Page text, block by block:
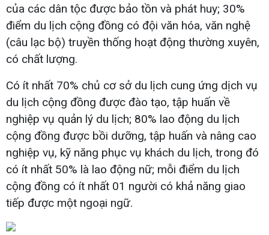
của các dân tộc được bảo tồn và phát huy; 30%
điểm du lịch cộng đồng có đội văn hóa, văn nghệ
(câu lạc bộ) truyền thống hoạt động thường xuyên,
có chất lượng.
Có ít nhất 70% chủ cơ sở du lịch cung ứng dịch vụ
du lịch cộng đồng được đào tạo, tập huấn về
nghiệp vụ quản lý du lịch; 80% lao động du lịch
cộng đồng được bồi dưỡng, tập huấn và nâng cao
nghiệp vụ, kỹ năng phục vụ khách du lịch, trong đó
có ít nhất 50% là lao động nữ; mỗi điểm du lịch
cộng đồng có ít nhất 01 người có khả năng giao
tiếp được một ngoại ngữ.